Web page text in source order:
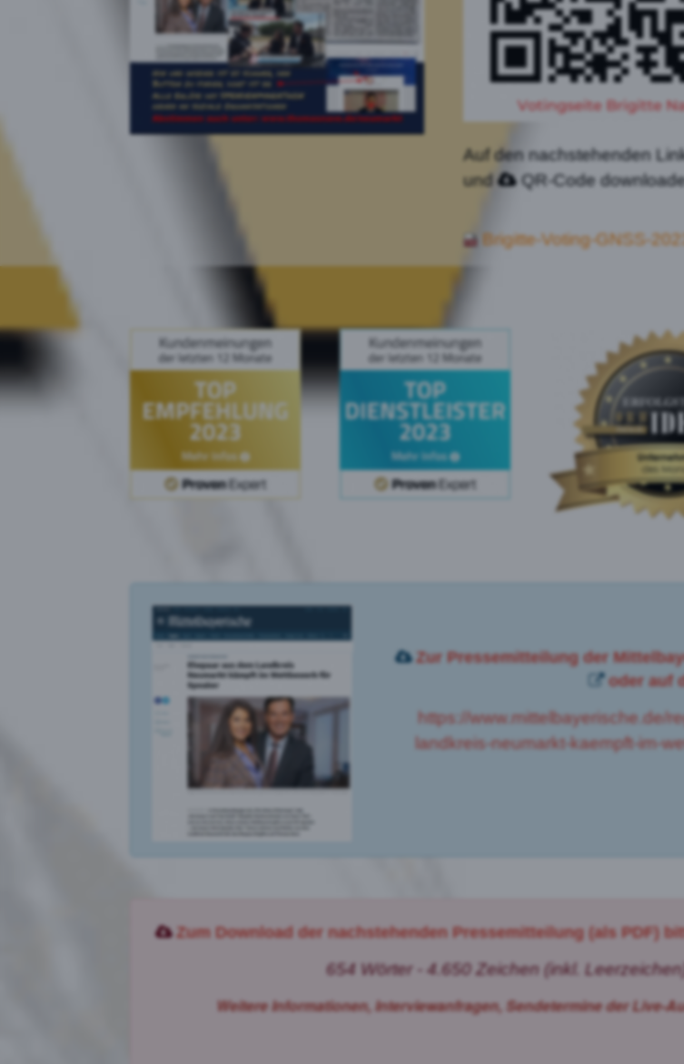
Auf den nachstehenden
und
QR-Code
Brigitte-Voting-GNSS-
Zur Pressemitteilung der
oder auf
https://www.mittelbayerische.de/
landkreis-neumarkt-kaempft-im-
Zum Download der nachstehenden Pressemitteilung (als PDF)
654 Wörter - 4.650 Zeichen (inkl.
Weitere Informationen, Interviewanfragen, Sendetermine der Live-